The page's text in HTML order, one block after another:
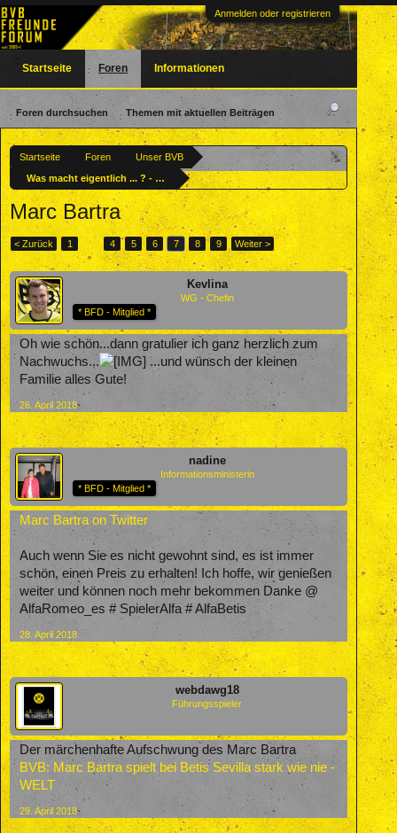
Anmelden oder registrieren
Startseite Foren
Unser BVB
Was macht eigentlich ... ? - Ehemalige BVBler
Marc Bartra
< Zurück 1 ← 4 5 6 7 8 9 Weiter >
Kevlina
WG - Chefin
* BFD - Mitglied *
Oh wie schön...dann gratulier ich ganz herzlich zum
Nachwuchs...
...und wünsch der kleinen
Familie alles Gute!
26. April 2018
nadine
Informationsministerin
* BFD - Mitglied *
Marc Bartra on Twitter
Auch wenn Sie es nicht gewohnt sind, es ist immer
schön, einen Preis zu erhalten! Ich hoffe, wir genießen
weiter und können noch mehr bekommen Danke @
AlfaRomeo_es # SpielerAlfa # AlfaBetis
28. April 2018
webdawg18
Führungsspieler
Der märchenhafte Aufschwung des Marc Bartra
BVB: Marc Bartra spielt bei Betis Sevilla stark wie nie -
WELT
29. April 2018
Startseite Foren
Foren durchsuchen Themen mit aktuellen Beiträgen
Informationen